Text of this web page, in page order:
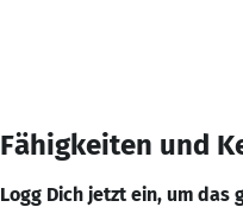
Fähigkeiten und
Logg Dich jetzt ein, um das